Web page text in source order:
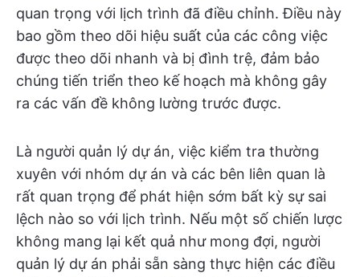
quan trọng với lịch trình đã điều chỉnh. Điều này
bao gồm theo dõi hiệu suất của các công việc
được theo dõi nhanh và bị đình trệ, đảm bảo
chúng tiến triển theo kế hoạch mà không gây
ra các vấn đề không lường trước được.
Là người quản lý dự án, việc kiểm tra thường
xuyên với nhóm dự án và các bên liên quan là
rất quan trọng để phát hiện sớm bất kỳ sự sai
lệch nào so với lịch trình. Nếu một số chiến lược
không mang lại kết quả như mong đợi, người
quản lý dự án phải sẵn sàng thực hiện các điều